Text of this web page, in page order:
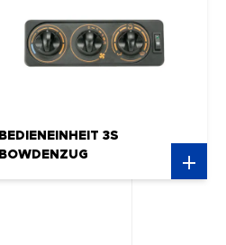
BEDIENEINHEIT 3S
BOWDENZUG